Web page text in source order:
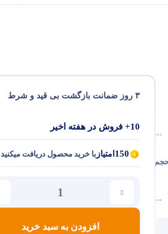
۳ روز ضمانت بازگشت بی قید و شرط
10+ فروش در هفته اخیر
150 امتیاز با خرید محصول دریافت میکنید
افزودن به سبد خرید